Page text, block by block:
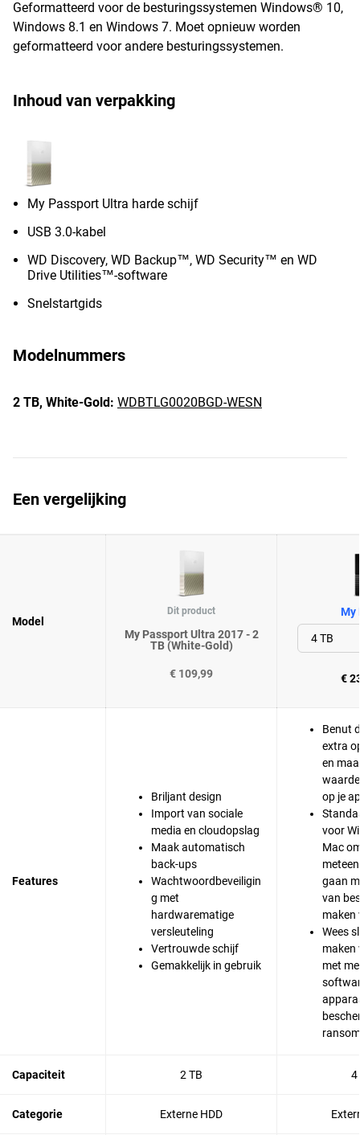
Geformatteerd voor de besturingssystemen Windows® 10,
Windows 8.1 en Windows 7. Moet opnieuw worden
geformatteerd voor andere besturingssystemen.
Inhoud van verpakking
My Passport Ultra harde schijf
USB 3.0-kabel
WD Discovery, WD Backup™, WD Security™ en WD
Drive Utilities™-software
Snelstartgids
Modelnummers
2 TB, White-Gold: WDBTLG0020BGD-WESN
Een vergelijking
Model
Dit product
My Passport Ultra 2017 - 2
TB (White-Gold)
€ 109,99
My
€
Features
Briljant design
Import van sociale
media en cloudopslag
Maak automatisch
back-ups
Wachtwoordbeveiligin
g met
hardwarematige
versleuteling
Vertrouwde schijf
Gemakkelijk in gebruik
Benut
extra
en
op je
voor
Mac
gaan
van
maken
Wees
maken
met
Capaciteit 2 TB 4
Categorie Externe HDD